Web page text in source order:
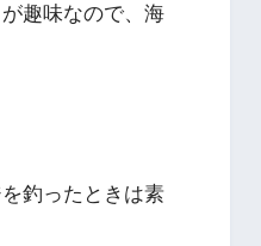
趣味なので、海
釣ったときは素